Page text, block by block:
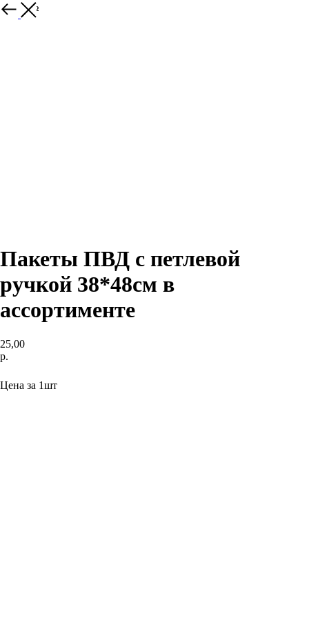
Закрыть
Пакеты ПВД с петлевой
ручкой 38*48см в
ассортименте
25,00
р.
Цена за 1шт